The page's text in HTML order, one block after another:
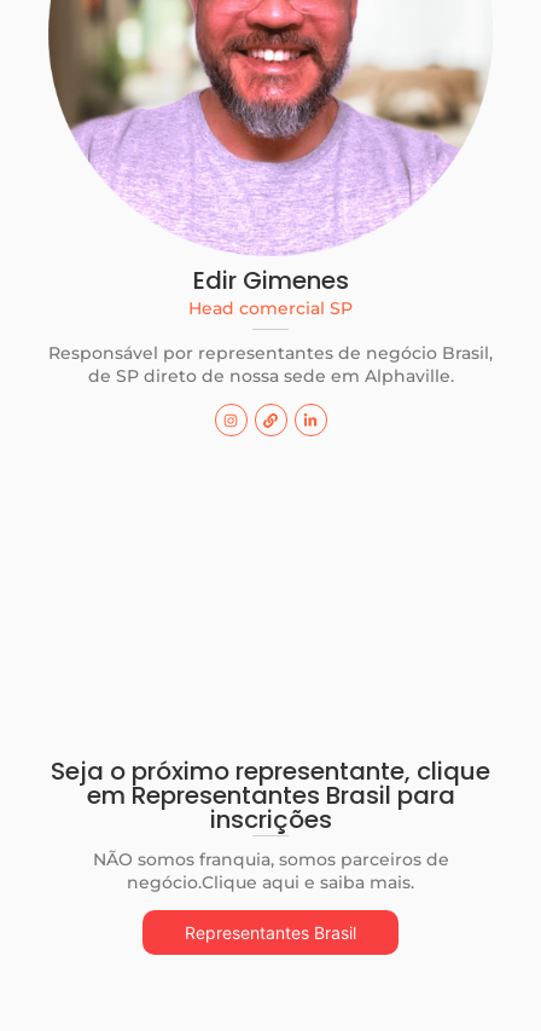
Edir Gimenes
Head comercial SP
Responsável por representantes de negócio Brasil,
de SP direto de nossa sede em Alphaville.
Seja o próximo representante, clique
em Representantes Brasil para
inscrições
NÃO somos franquia, somos parceiros de
negócio.Clique aqui e saiba mais.
Representantes Brasil